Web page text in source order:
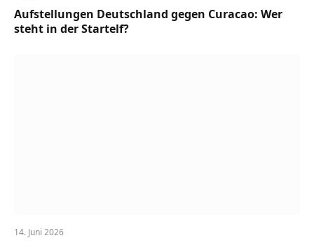
Aufstellungen Deutschland gegen Curacao: Wer
steht in der Startelf?
14. Juni 2026